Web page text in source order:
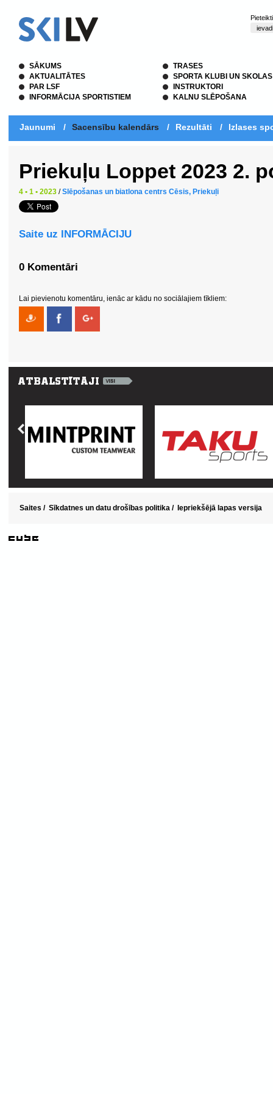
SĀKUMS
AKTUALITĀTES
PAR LSF
INFORMĀCIJA SPORTISTIEM
TRASES
SPORTA KLUBI UN SKOLAS
INSTRUKTORI
KALNU SLĒPOŠANA
Jaunumi / Sacensību kalendārs / Rezultāti / Izlases
Priekuļu Loppet 2023 2.
4 • 1 • 2023 /Slēpošanas un biatlona centrs Cēsis, Priekuļi
Saite uz INFORMĀCIJU
0 Komentāri
Lai pievienotu komentāru, ienāc ar kādu no sociālajiem tīkliem:
Saites / Sīkdatnes un datu drošības politika / Iepriekšējā lapas versija